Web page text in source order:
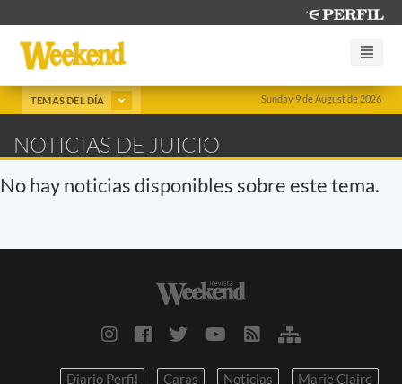
Sunday 9 de August de 2026
TEMAS DEL DÍA
NOTICIAS DE JUICIO
No hay noticias disponibles sobre este tema.
Diario Perfil Caras Noticias
Marie Claire